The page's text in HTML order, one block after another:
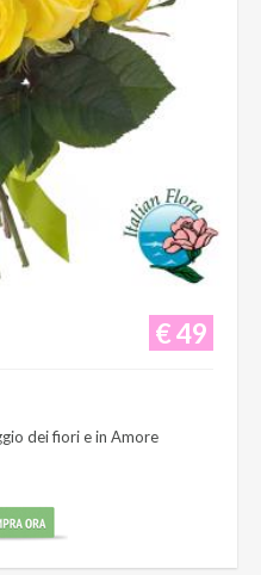
€ 49
dei fiori e in Amore